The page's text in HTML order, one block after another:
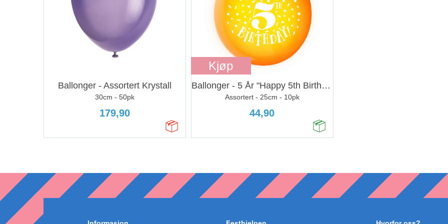
Ballonger - Assortert Krystall
30cm - 50pk
179,90
Kjøp
Ballonger - 5 År "Happy 5th Birthday"
Assortert - 25cm - 10pk
44,90